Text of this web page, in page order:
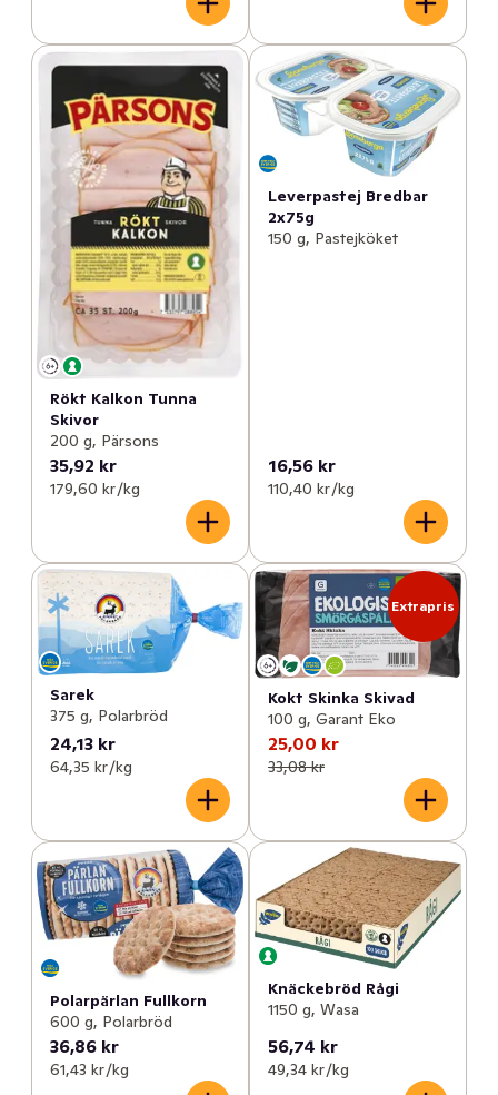
Rökt Kalkon Tunna
Skivor
200 g, Pärsons
35,92 kr
179,60 kr /kg
Leverpastej Bredbar
2x75g
150 g, Pastejköket
16,56 kr
110,40 kr /kg
Sarek
375 g, Polarbröd
24,13 kr
64,35 kr /kg
Extrapris
Kokt Skinka Skivad
100 g, Garant Eko
25,00 kr
33,08 kr
Polarpärlan Fullkorn
600 g, Polarbröd
36,86 kr
61,43 kr /kg
Knäckebröd Rågi
1150 g, Wasa
56,74 kr
49,34 kr /kg